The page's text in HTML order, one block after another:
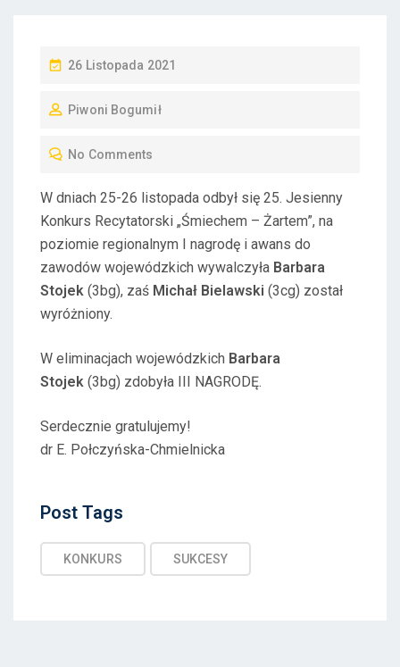
P
S
D
O
N
26 Listopada 2021
Piwoni Bogumił
No Comments
W dniach 25-26 listopada odbył się 25. Jesienny
Konkurs Recytatorski „Śmiechem – Żartem”, na
poziomie regionalnym I nagrodę i awans do
zawodów wojewódzkich wywalczyła Barbara
Stojek (3bg), zaś Michał Bielawski (3cg) został
wyróżniony.
W eliminacjach wojewódzkich Barbara
Stojek (3bg) zdobyła III NAGRODĘ.
Serdecznie gratulujemy!
dr E. Połczyńska-Chmielnicka
Post Tags
KONKURS SUKCESY